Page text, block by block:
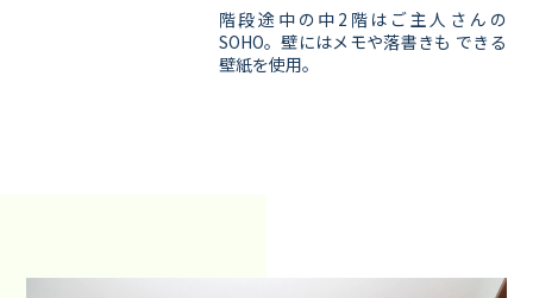
階段途中の中2階はご主人さんの
SOHO。壁にはメモや落書きも できる
壁紙を使用。